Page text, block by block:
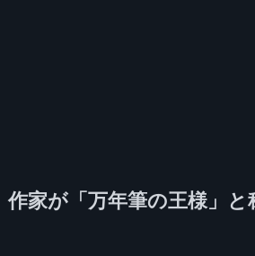
作家が「万年筆の王様」と